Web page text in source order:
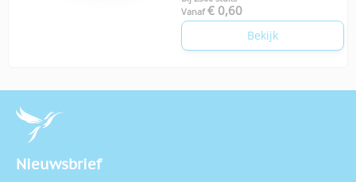
Vanaf € 0,60
Bekijk
Nieuwsbrief